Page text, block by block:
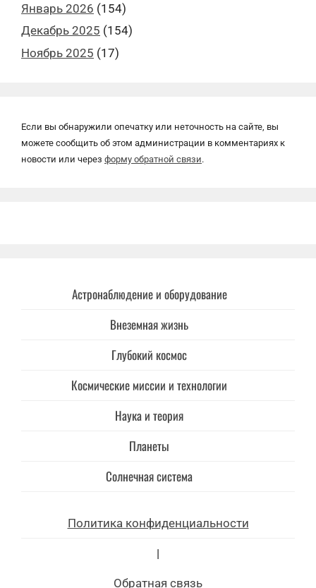
Январь 2026 (154)
Декабрь 2025 (154)
Ноябрь 2025 (17)
Если вы обнаружили опечатку или неточность на сайте, вы
можете сообщить об этом администрации в комментариях к
новости или через форму обратной связи.
Астронаблюдение и оборудование
Внеземная жизнь
Глубокий космос
Космические миссии и технологии
Наука и теория
Планеты
Солнечная система
Политика конфиденциальности
|
Обратная связь